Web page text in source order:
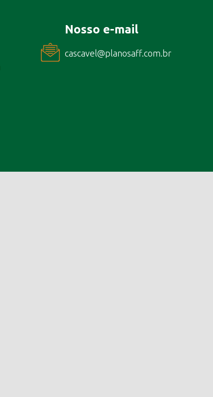
Nosso e-mail
cascavel@planosaff.com.br